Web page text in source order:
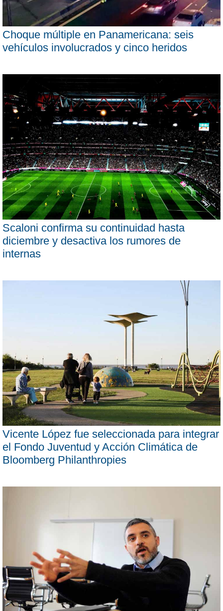
Choque múltiple en Panamericana: seis
vehículos involucrados y cinco heridos
Scaloni confirma su continuidad hasta
diciembre y desactiva los rumores de
internas
Vicente López fue seleccionada para integrar
el Fondo Juventud y Acción Climática de
Bloomberg Philanthropies